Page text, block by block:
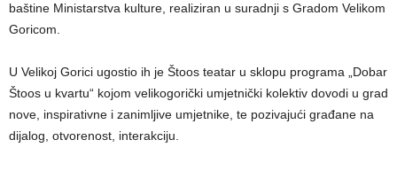
baštine Ministarstva kulture, realiziran u suradnji s Gradom Velikom
Goricom.
U Velikoj Gorici ugostio ih je Štoos teatar u sklopu programa „Dobar
Štoos u kvartu“ kojom velikogorički umjetnički kolektiv dovodi u grad
nove, inspirativne i zanimljive umjetnike, te pozivajući građane na
dijalog, otvorenost, interakciju.